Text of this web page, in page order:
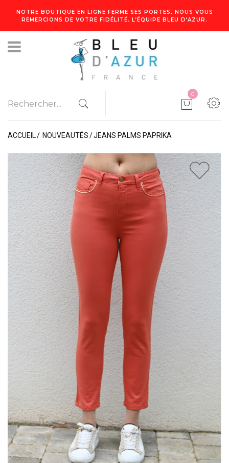
NOTRE BOUTIQUE EN LIGNE FERME SES PORTES. NOUS VOUS
REMERCIONS DE VOTRE FIDÉLITÉ. L’ÉQUIPE BLEU D’AZUR.
0
ACCUEIL NOUVEAUTÉS JEANS PALMS PAPRIKA
1